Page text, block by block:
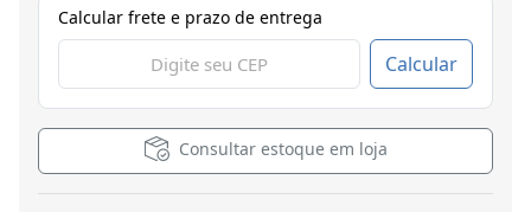
Calcular frete e prazo de entrega
Calcular
Consultar estoque em loja